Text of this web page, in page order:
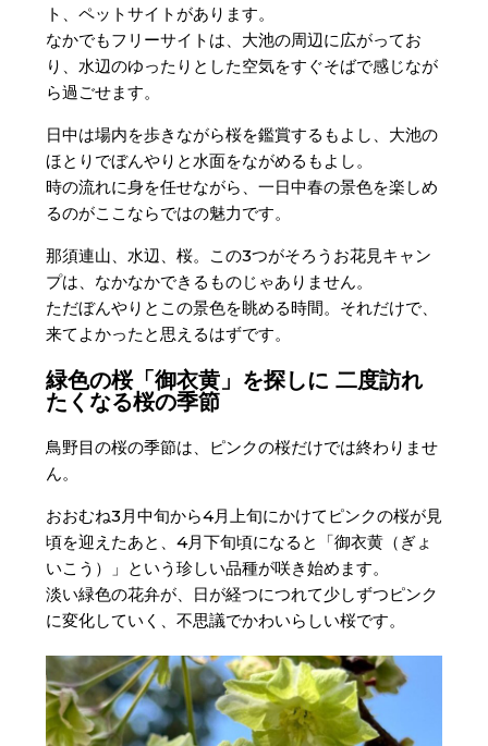
ト、ペットサイトがあります。
なかでもフリーサイトは、大池の周辺に広がってお
り、水辺のゆったりとした空気をすぐそばで感じなが
ら過ごせます。
日中は場内を歩きながら桜を鑑賞するもよし、大池の
ほとりでぼんやりと水面をながめるもよし。
時の流れに身を任せながら、一日中春の景色を楽しめ
るのがここならではの魅力です。
那須連山、水辺、桜。この3つがそろうお花見キャン
プは、なかなかできるものじゃありません。
ただぼんやりとこの景色を眺める時間。それだけで、
来てよかったと思えるはずです。
緑色の桜「御衣黄」を探しに 二度訪れ
たくなる桜の季節
鳥野目の桜の季節は、ピンクの桜だけでは終わりませ
ん。
おおむね3月中旬から4月上旬にかけてピンクの桜が見
頃を迎えたあと、4月下旬頃になると「御衣黄（ぎょ
いこう）」という珍しい品種が咲き始めます。
淡い緑色の花弁が、日が経つにつれて少しずつピンク
に変化していく、不思議でかわいらしい桜です。